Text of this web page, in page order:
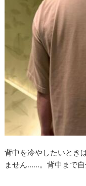
背中を冷やしたいとき
ません……。背中まで自